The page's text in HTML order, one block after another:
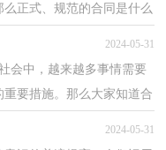
正式、规范的合同是什么
2024-05-31
会中，越来越多事情需要
要措施。那么大家知道合
修合同6篇...
2024-05-31